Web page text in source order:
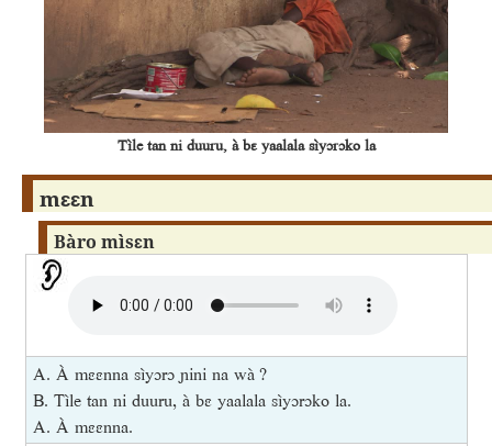
Tìle tan ni duuru, à bɛ yaalala sìyɔrɔko la
mɛɛn
Bàro mìsɛn
A. À mɛɛnna sìyɔrɔ ɲini na wà ?
B. Tìle tan ni duuru, à bɛ yaalala sìyɔrɔko la.
A. À mɛɛnna.